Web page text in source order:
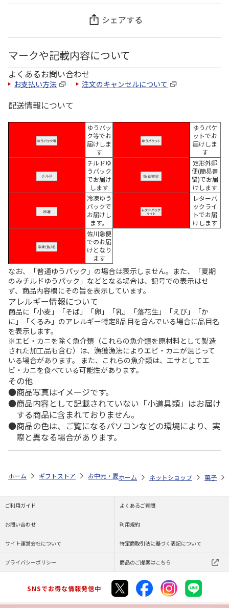
シェアする
マークや記載内容について
よくあるお問い合わせ
お支払い方法 注文のキャンセルについて
配送情報について
ゆうパッ
ク等でお
届けしま
す
ゆうパケ
ットでお
届けしま
す
チルドゆ
うパック
でお届け
します
定形外郵
便(簡易書
留)でお届
けします
冷凍ゆう
パックで
お届けし
ます。
レターパ
ックライ
トでお届
けします
佐川急便
でのお届
けとなり
ます
なお、「普通ゆうパック」の場合は表示しません。また、「夏期
のみチルドゆうパック」などとなる場合は、記号での表示はせ
ず、商品内容欄にその旨を表示しています。
アレルギー情報について
商品に「小麦」「そば」「卵」「乳」「落花生」「えび」「か
に」「くるみ」のアレルギー特定8品目を含んでいる場合に品目名
を表示します。
※エビ・カニを除く魚介類（これらの魚介類を原材料として製造
された加工品も含む）は、漁獲漁法によりエビ・カニが混じって
いる場合があります。 また、これらの魚介類は、エサとしてエ
ビ・カニを食べている可能性があります。
その他
商品写真はイメージです。
商品内容として記載されていない「小道具類」はお届け
する商品に含まれておりません。
商品の色は、ご覧になるパソコンなどの環境により、実
際と異なる場合があります。
ホーム ギフトストア お中元・夏ギフト特集 2026 ゆうゆうギフト
ホーム ネットショップ 菓子
ご利用ガイド よくあるご質問
お問い合わせ 利用規約
サイト運営会社について 特定商取引法に基づく表記について
プライバシーポリシー 商品のご提案はこちら
SNSでお得な情報発信中